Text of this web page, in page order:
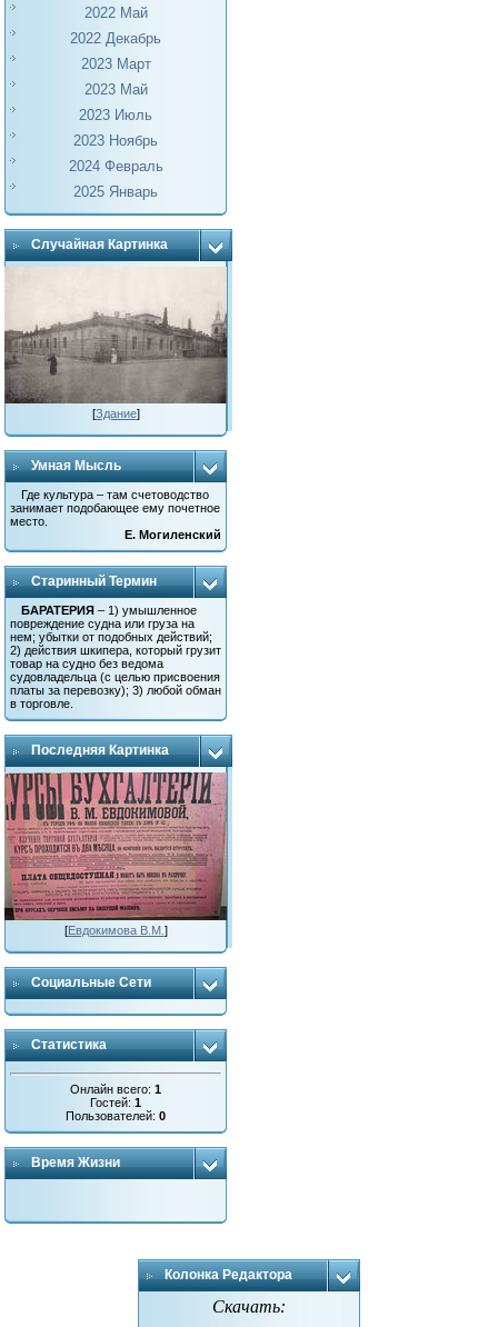
2022 Май
2022 Декабрь
2023 Март
2023 Май
2023 Июль
2023 Ноябрь
2024 Февраль
2025 Январь
Случайная Картинка
[Здание]
Умная Мысль
Где культура – там счетоводство
занимает подобающее ему почетное
место.
Е. Могиленский
Старинный Термин
БАРАТЕРИЯ – 1) умышленное
повреждение судна или груза на
нем; убытки от подобных действий;
2) действия шкипера, который грузит
товар на судно без ведома
судовладельца (с целью присвоения
платы за перевозку); 3) любой обман
в торговле.
Последняя Картинка
[Евдокимова В.М. ]
Социальные Сети
Статистика
Онлайн всего:1
Гостей:1
Пользователей:0
Время Жизни
Колонка Редактора
Скачать: